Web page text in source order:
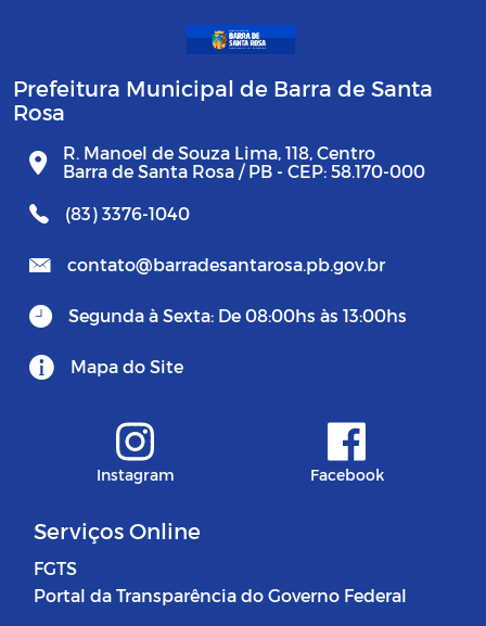
Prefeitura Municipal de Barra de Santa
Rosa
R. Manoel de Souza Lima, 118, Centro
Barra de Santa Rosa / PB - CEP: 58.170-000
(83) 3376-1040
contato@barradesantarosa.pb.gov.br
Segunda à Sexta: De 08:00hs às 13:00hs
Mapa do Site
Instagram Facebook
Serviços Online
FGTS
Portal da Transparência do Governo Federal